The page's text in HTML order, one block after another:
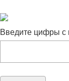
Введите цифры с